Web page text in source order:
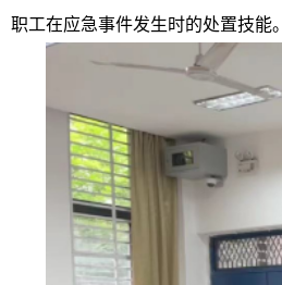
职工在应急事件发生时的处置技能。